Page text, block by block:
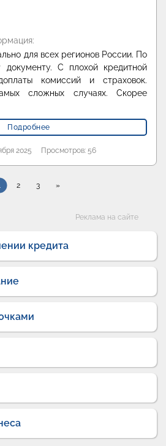
для всех регионов России. По
документу. С плохой кредитной
комиссий и страховок.
сложных случаях. Скорее
Подробнее
2025 Просмотров: 56
2 3 »
Реклама на сайте
кредита